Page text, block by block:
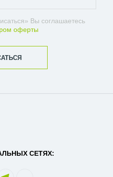
Вы соглашаетесь
оферты
СЕТЯХ: